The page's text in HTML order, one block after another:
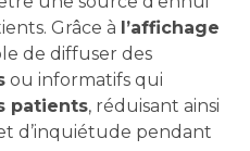
Grâce à l’affichage
de diffuser des
ou informatifs qui
patients, réduisant ainsi
d’inquiétude pendant